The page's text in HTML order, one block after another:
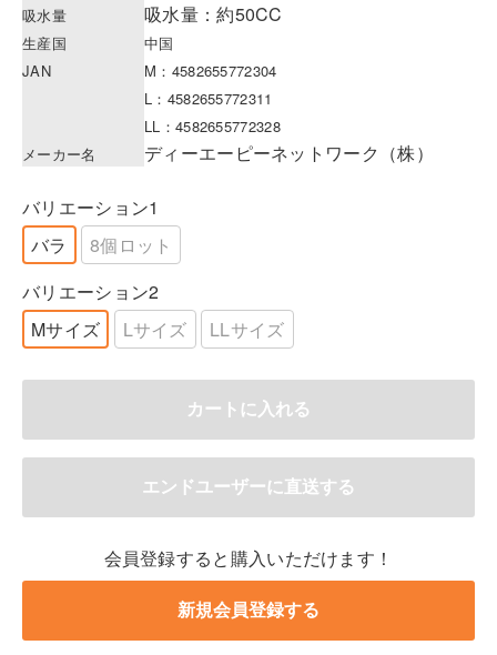
吸水量 吸水量：約50CC
生産国
中国
JAN
M：4582655772304
L：4582655772311
LL：4582655772328
メーカー名
ディーエーピーネットワーク（株）
バリエーション1
バラ
8個ロット
バリエーション2
Mサイズ
Lサイズ LLサイズ
会員登録すると購入いただけます！